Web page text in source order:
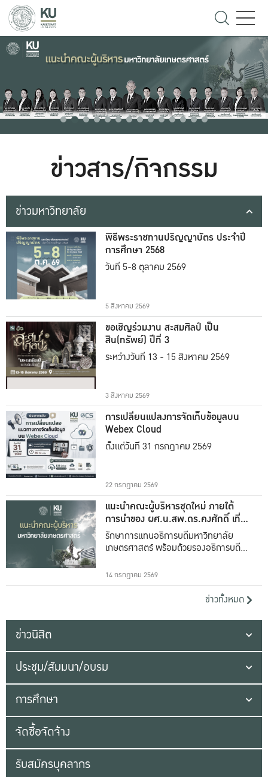
ข่าวสาร/กิจกรรม
ข่าวมหาวิทยาลัย
พิธีพระราชทานปริญญาบัตร ประจำปี
การศึกษา 2568
วันที่ 5-8 ตุลาคม 2569
5 สิงหาคม 2569
ขอเชิญร่วมงาน สะสมศิลป์ เป็น
สิน(ทรัพย์) ปีที่ 3
ระหว่างวันที่ 13 - 15 สิงหาคม 2569
3 สิงหาคม 2569
การเปลี่ยนแปลงการจัดเก็บข้อมูลบน
Webex Cloud
ตั้งแต่วันที่ 31 กรกฎาคม 2569
22 กรกฎาคม 2569
แนะนำคณะผู้บริหารชุดใหม่ ภายใต้
การนำของ ผศ.น.สพ.ดร.คงศักดิ์ เที่ยง
ธรรม
รักษาการแทนอธิการบดีมหาวิทยาลัย
เกษตรศาสตร์ พร้อมด้วยรองอธิการบดีทั้ง
14 กรกฎาคม 2569
ข่าวทั้งหมด
ข่าวนิสิต
ประชุม/สัมมนา/อบรม
การศึกษา
จัดซื้อจัดจ้าง
รับสมัครบุคลากร